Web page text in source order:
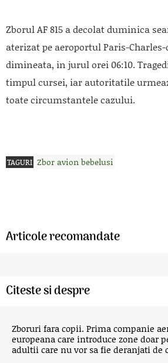
Zborul AF 815 a decolat duminica
aterizat pe aeroportul Paris-
dimineata, in jurul orei 06:10.
timpul cursei, iar autoritatile
toate circumstantele cazului.
TAGURI Zbor avion bebelusi
Articole recomandate
Citeste si despre
Zboruri fara copii. Prima companie
europeana care introduce zone doar
adultii care nu vor sa fie deranjati de